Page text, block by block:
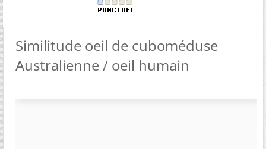
Similitude oeil de cuboméduse
Australienne / oeil humain